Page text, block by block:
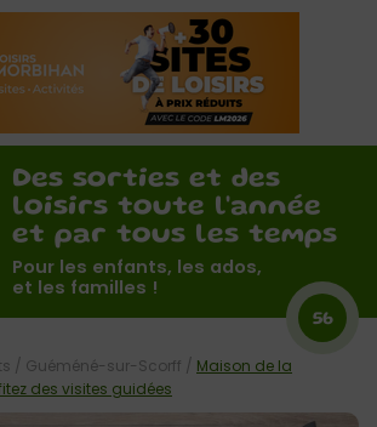
Des sorties et des
loisirs toute l'année
et par tous les temps
Pour les enfants, les ados,
et les familles !
56
/ Guéméné-sur-Scorff / Maison de la
des visites guidées